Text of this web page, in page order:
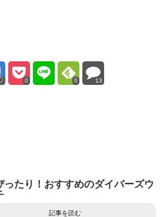
0 0 13
ったり！おすすめのダイバーズウ
記事を読む